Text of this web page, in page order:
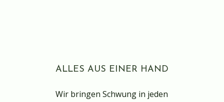
ALLES AUS EINER HAND
Wir bringen Schwung in jeden